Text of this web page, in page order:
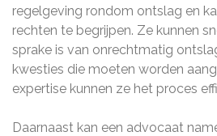
regelgeving rondom ontslag en
rechten te begrijpen. Ze kunnen
sprake is van onrechtmatig
kwesties die moeten worden
expertise kunnen ze het proces
Daarnaast kan een advocaat